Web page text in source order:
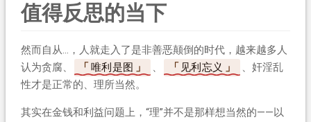
值得反思的当下
然而自从…，人就走入了是非善恶颠倒的时代，越来越多人
认为贪腐、
唯利是图 见利忘义
、奸淫乱
性才是正常的、理所当然。
其实在金钱和利益问题上，“理”并不是那样想当然的——以